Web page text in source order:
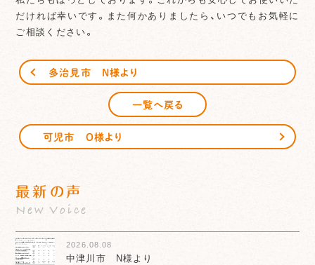
だければ幸いです。また何かありましたら、いつでもお気軽に
ご相談ください。
多治見市 Ｎ様より
一覧へ戻る
可児市 O様より
最新の声
New Voice
2026.08.08
中津川市 N様より